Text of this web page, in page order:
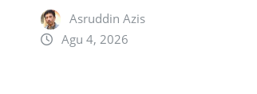
Asruddin Azis
Agu 4, 2026